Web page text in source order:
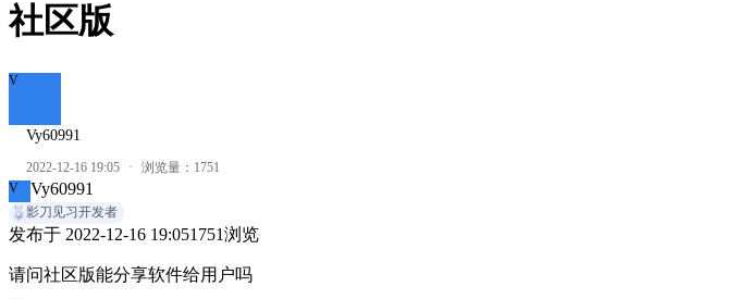
社区版
V
Vy60991
2022-12-16 19:05 · 浏览量： 1751
V
Vy60991
影刀见习开发者
发布于 2022-12-16 19:051751浏览
请问社区版能分享软件给用户吗